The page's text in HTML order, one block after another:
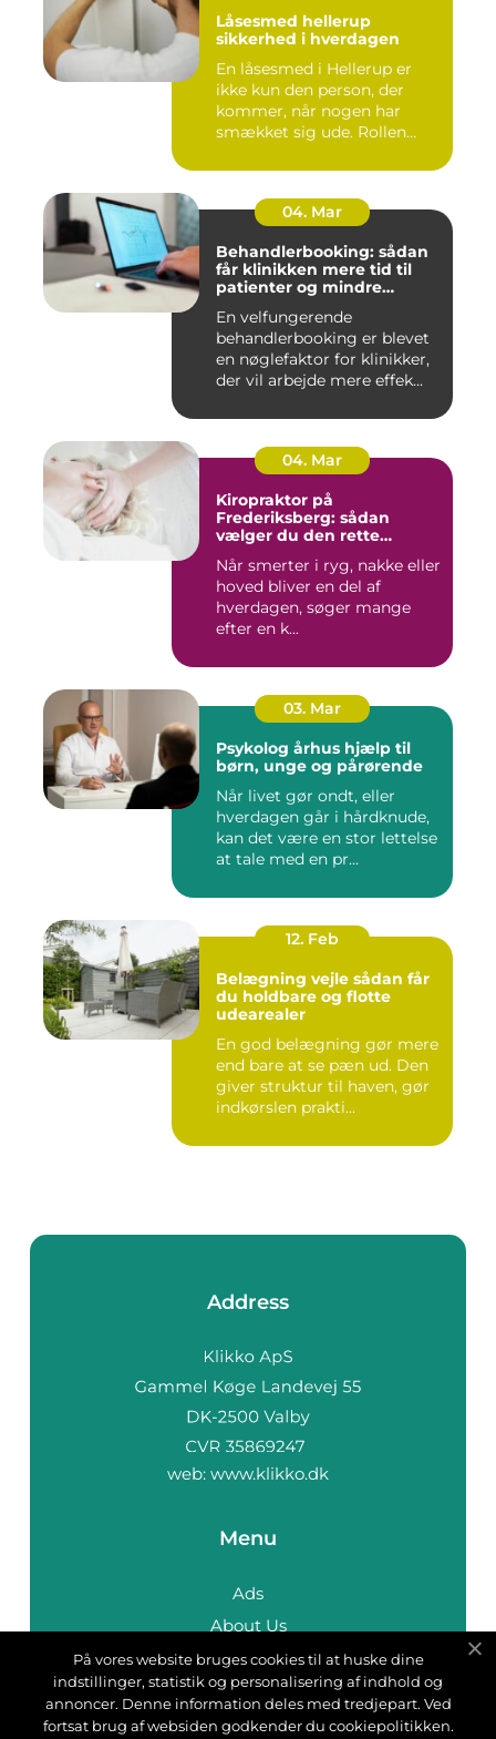
Låsesmed hellerup
sikkerhed i hverdagen
En låsesmed i Hellerup er
ikke kun den person, der
kommer, når nogen har
smækket sig ude. Rollen
04. Mar
Behandlerbooking: sådan
får klinikken mere tid til
patienter og mindre
En velfungerende
behandlerbooking er blevet
en nøglefaktor for klinikker,
der vil arbejde mere effek...
04. Mar
Kiropraktor på
Frederiksberg: sådan
vælger du den rette
Når smerter i ryg, nakke eller
hoved bliver en del af
hverdagen, søger mange
efter en k...
03. Mar
Psykolog århus hjælp til
børn, unge og pårørende
Når livet gør ondt, eller
hverdagen går i hårdknude,
kan det være en stor lettelse
at tale med en pr...
12. Feb
Belægning vejle sådan får
du holdbare og flotte
udearealer
En god belægning gør mere
end bare at se pæn ud. Den
giver struktur til haven, gør
indkørslen prakti...
Address
web: www.klikko.dk
Menu
Ads
About Us
Cookies
Contact
Sitemap
På vores website bruges cookies til at huske dine
indstillinger, statistik og personalisering af indhold og
annoncer. Denne information deles med tredjepart. Ved
fortsat brug af websiden godkender du cookiepolitikken.